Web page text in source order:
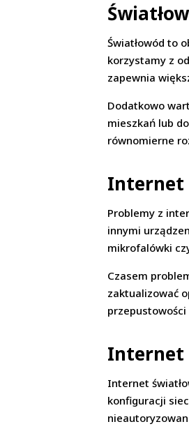
Światłowód to
korzystamy z
zapewnia
Dodatkowo
mieszkań lub
równomierne
Internet
Problemy z
innymi
mikrofalówki
Czasem
zaktualizować
Internet
Internet
konfiguracji